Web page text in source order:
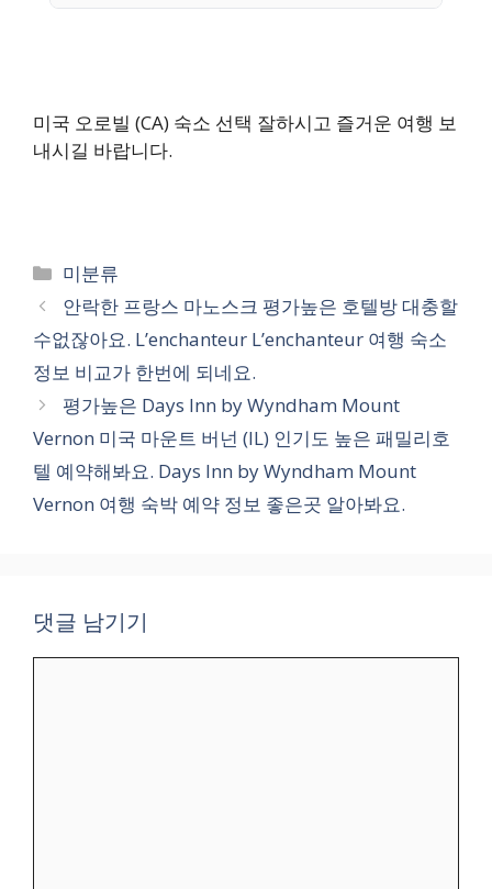
미국 오로빌 (CA) 숙소 선택 잘하시고 즐거운 여행 보
내시길 바랍니다.
카
테
고
리
미분류
안락한 프랑스 마노스크 평가높은 호텔방 대충할
수없잖아요. L’enchanteur L’enchanteur 여행 숙소
정보 비교가 한번에 되네요.
평가높은 Days Inn by Wyndham Mount
Vernon 미국 마운트 버넌 (IL) 인기도 높은 패밀리호
텔 예약해봐요. Days Inn by Wyndham Mount
Vernon 여행 숙박 예약 정보 좋은곳 알아봐요.
댓글 남기기